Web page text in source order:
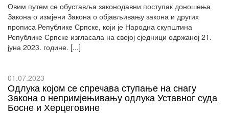
Овим путем се обуставља законодавни поступак доношења
Закона о измјени Закона о објављивању закона и других
прописа Републике Српске, који је Народна скупштина
Републике Српске изгласала на својој сједници одржаној 21.
јуна 2023. године. [...]
01.07.2023
Одлука којом се спречава ступање на снагу
Закона о непримјењивању одлука Уставног суда
Босне и Херцеговине